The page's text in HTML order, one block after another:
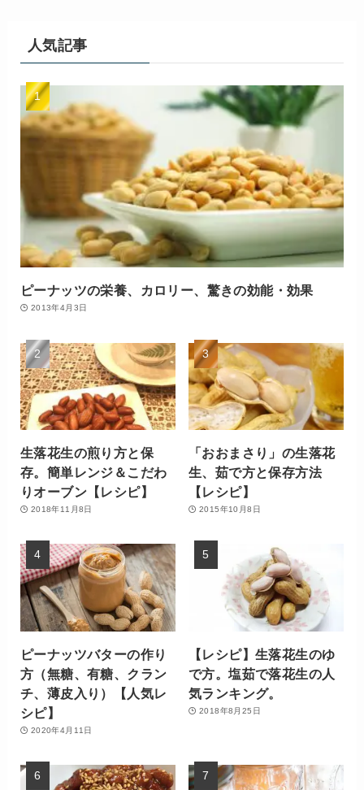
人気記事
ピーナッツの栄養、カロリー、驚きの効能・効果
2013年4月3日
生落花生の煎り方と保
存。簡単レンジ＆こだわ
りオーブン【レシピ】
2018年11月8日
「おおまさり」の生落花
生、茹で方と保存方法
【レシピ】
2015年10月8日
ピーナッツバターの作り
方（無糖、有糖、クラン
チ、薄皮入り）【人気レ
シピ】
2020年4月11日
【レシピ】生落花生のゆ
で方。塩茹で落花生の人
気ランキング。
2018年8月25日